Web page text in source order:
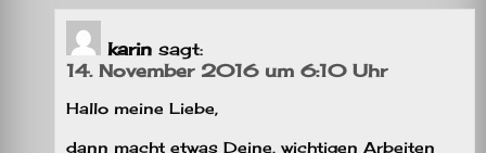
karin sagt:
14. November 2016 um 6:10 Uhr
Hallo meine Liebe,
dann macht etwas Deine, wichtigen Arbeiten